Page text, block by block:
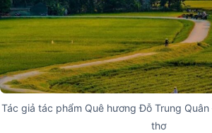
Tác giả tác phẩm Quê hương Đỗ Trung
thơ